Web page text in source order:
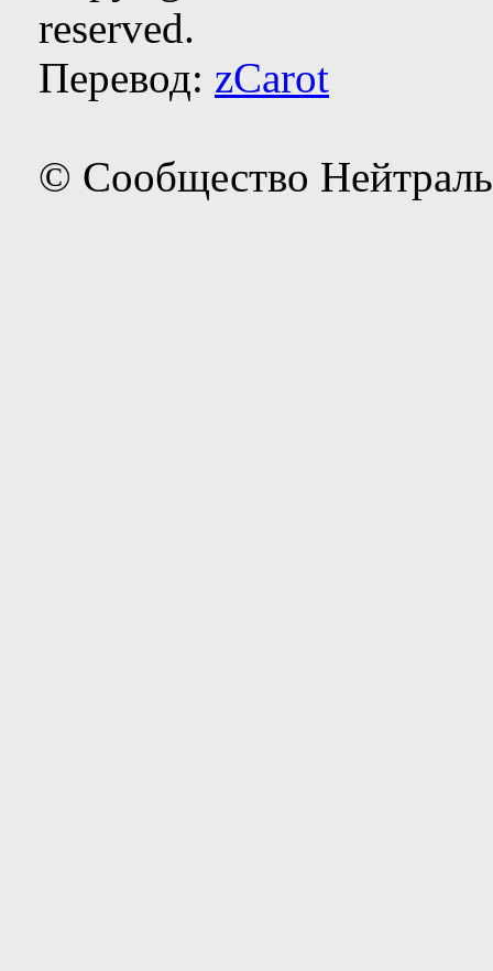
reserved.
Перевод: zCarot
© Сообщество